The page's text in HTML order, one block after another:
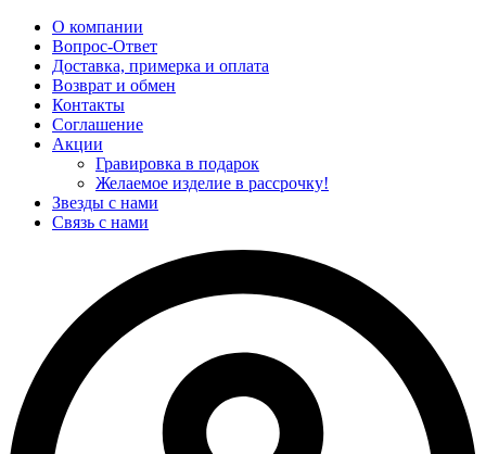
О компании
Вопрос-Ответ
Доставка, примерка и оплата
Возврат и обмен
Контакты
Соглашение
Акции
Гравировка в подарок
Желаемое изделие в рассрочку!
Звезды с нами
Связь с нами